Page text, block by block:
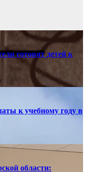
готовят детей к
к учебному году в
области: